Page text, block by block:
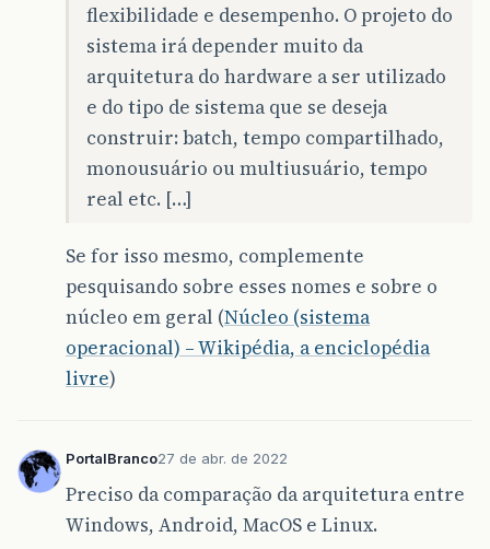
flexibilidade e desempenho. O projeto do
sistema irá depender muito da
arquitetura do hardware a ser utilizado
e do tipo de sistema que se deseja
construir: batch, tempo compartilhado,
monousuário ou multiusuário, tempo
real etc. […]
Se for isso mesmo, complemente
pesquisando sobre esses nomes e sobre o
núcleo em geral (Núcleo (sistema
operacional) – Wikipédia, a enciclopédia
livre)
PortalBranco27 de abr. de 2022
Preciso da comparação da arquitetura entre
Windows, Android, MacOS e Linux.